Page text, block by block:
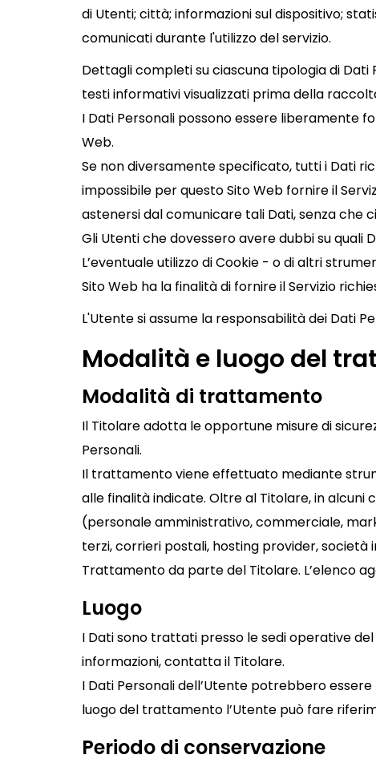
di Utenti; città; informazioni sul dispositivo;
comunicati durante l'utilizzo del servizio.
Dettagli completi su ciascuna tipologia di
testi informativi visualizzati prima della
I Dati Personali possono essere liberamente
Web.
Se non diversamente specificato, tutti i Dati
impossibile per questo Sito Web fornire il
astenersi dal comunicare tali Dati, senza che
Gli Utenti che dovessero avere dubbi su
L’eventuale utilizzo di Cookie - o di altri
Sito Web ha la finalità di fornire il Servizio
L'Utente si assume la responsabilità dei Dati
Modalità e luogo del
Modalità di trattamento
Il Titolare adotta le opportune misure di
Personali.
Il trattamento viene effettuato mediante
alle finalità indicate. Oltre al Titolare, in alcuni
(personale amministrativo, commerciale,
terzi, corrieri postali, hosting provider, società
Trattamento da parte del Titolare. L’elenco
Luogo
I Dati sono trattati presso le sedi operative
informazioni, contatta il Titolare.
I Dati Personali dell’Utente potrebbero
luogo del trattamento l’Utente può fare
Periodo di conservazione